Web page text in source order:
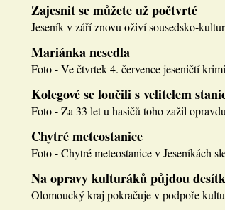
Zajesnit se můžete už počtvrté
Jeseník v září znovu oživí sousedsko-
Mariánka nesedla
Foto - Ve čtvrtek 4. července jeseničtí
Kolegové se loučili s velitelem
Foto - Za 33 let u hasičů toho zažil
Chytré meteostanice
Foto - Chytré meteostanice v Jeseníkách
Na opravy kulturáků půjdou
Olomoucký kraj pokračuje v podpoře